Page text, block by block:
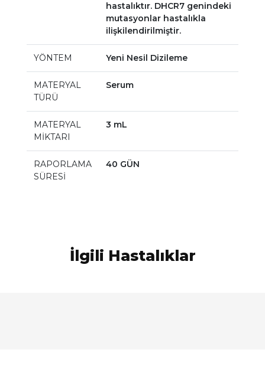
hastalıktır. DHCR7 genindeki
mutasyonlar hastalıkla
ilişkilendirilmiştir.
YÖNTEM Yeni Nesil Dizileme
MATERYAL
TÜRÜ
Serum
MATERYAL
MİKTARI
3 mL
RAPORLAMA
SÜRESİ
40 GÜN
İlgili Hastalıklar